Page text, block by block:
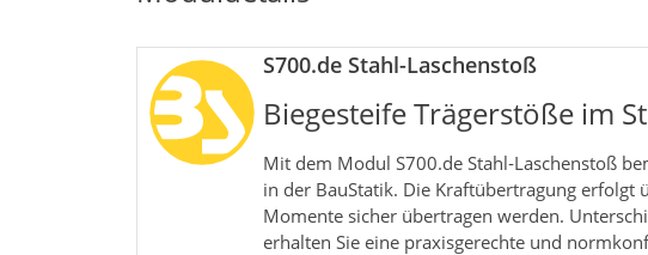
S700.de Stahl-Laschenstoß
Biegesteife Trägerstöße im
Mit dem Modul S700.de Stahl‑Laschenstoß
in der BauStatik. Die Kraftübertragung erfolgt
Momente sicher übertragen werden.
erhalten Sie eine praxisgerechte und